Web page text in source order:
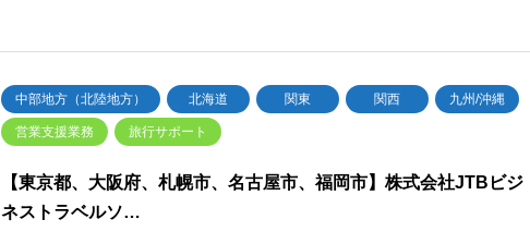
中部地方（北陸地方） 北海道 関東 関西 九州/沖縄
営業支援業務 旅行サポート
【東京都、大阪府、札幌市、名古屋市、福岡市】株式会社JTBビジ
ネストラベルソ…